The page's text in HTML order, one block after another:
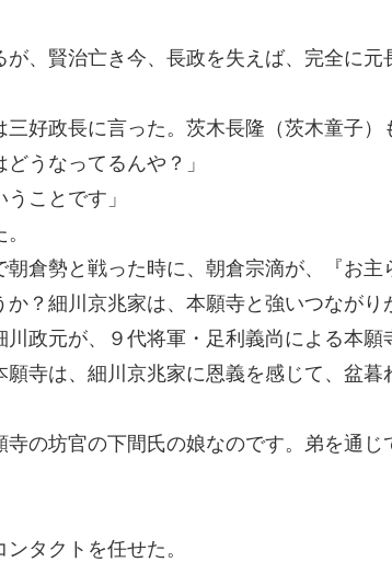
が、賢治亡き今、長政を失えば、完全に
好政長に言った。茨木長隆（茨木童子）
うなってるんや？」
ことです」
朝倉勢と戦った時に、朝倉宗滴が、『お
？細川京兆家は、本願寺と強いつながり
川政元が、９代将軍・足利義尚による本
寺は、細川京兆家に恩義を感じて、盆暮
寺の坊官の下間氏の娘なのです。弟を通
タクトを任せた。